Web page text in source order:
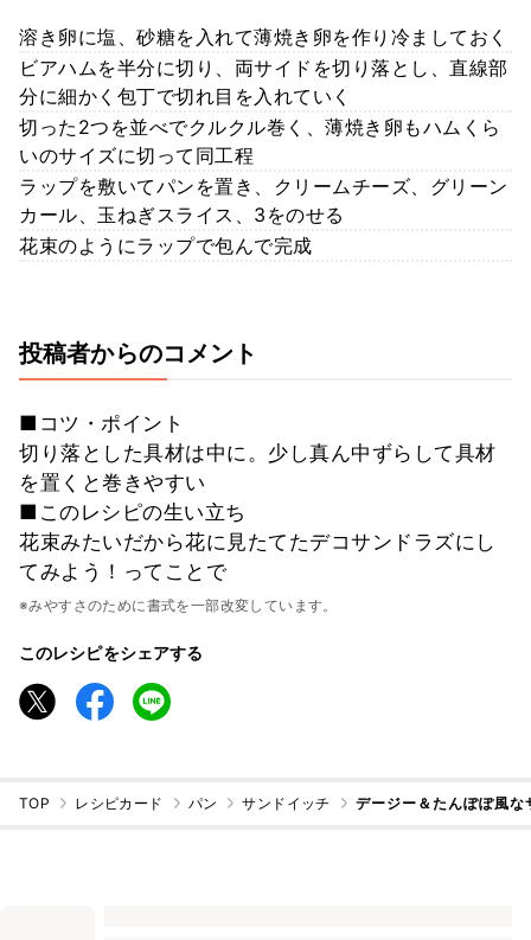
溶き卵に塩、砂糖を入れて薄焼き卵を作り冷ましておく
ビアハムを半分に切り、両サイドを切り落とし、直線部
分に細かく包丁で切れ目を入れていく
切った2つを並べでクルクル巻く、薄焼き卵もハムくら
いのサイズに切って同工程
ラップを敷いてパンを置き、クリームチーズ、グリーン
カール、玉ねぎスライス、3をのせる
花束のようにラップで包んで完成
投稿者からのコメント
■コツ・ポイント
切り落とした具材は中に。少し真ん中ずらして具材
を置くと巻きやすい
■このレシピの生い立ち
花束みたいだから花に見たてたデコサンドラズにし
てみよう！ってことで
※みやすさのために書式を一部改変しています。
このレシピをシェアする
TOP レシピカード パン サンドイッチ デージー＆たんぽぽ風